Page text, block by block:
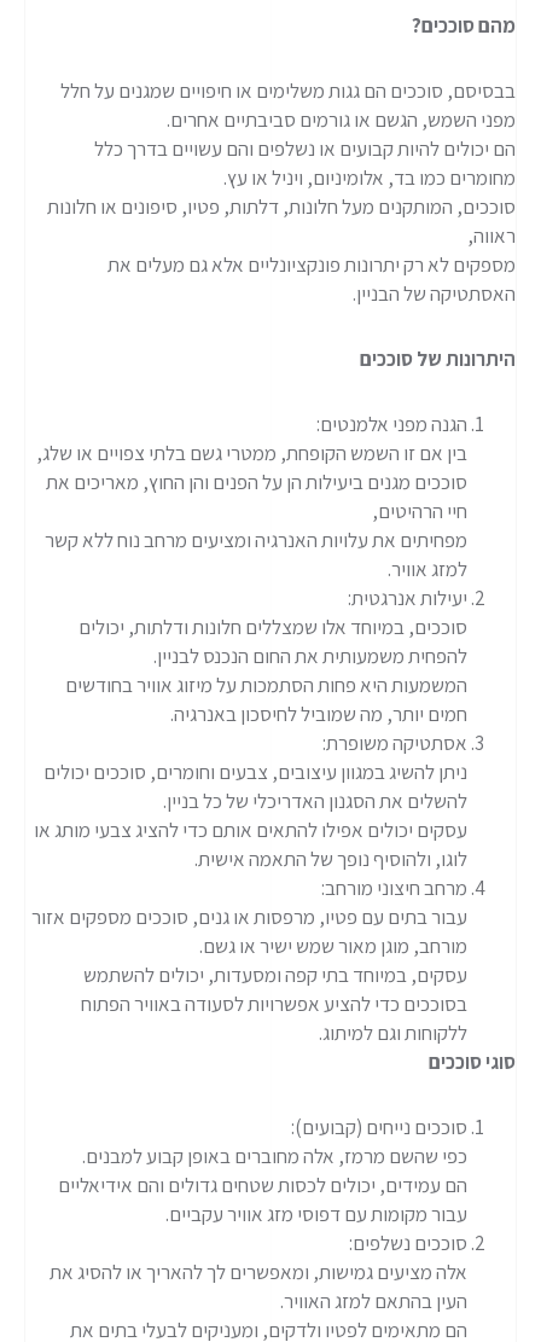
מהם סוככים?
בבסיסם, סוככים הם גגות משלימים או חיפויים שמגנים על חלל
מפני השמש, הגשם או גורמים סביבתיים אחרים.
הם יכולים להיות קבועים או נשלפים והם עשויים בדרך כלל
מחומרים כמו בד, אלומיניום, ויניל או עץ.
סוככים, המותקנים מעל חלונות, דלתות, פטיו, סיפונים או חלונות
ראווה,
מספקים לא רק יתרונות פונקציונליים אלא גם מעלים את
האסתטיקה של הבניין.
היתרונות של סוככים
הגנה מפני אלמנטים:
בין אם זו השמש הקופחת, ממטרי גשם בלתי צפויים או שלג,
סוככים מגנים ביעילות הן על הפנים והן החוץ, מאריכים את
חיי הרהיטים,
מפחיתים את עלויות האנרגיה ומציעים מרחב נוח ללא קשר
למזג אוויר.
יעילות אנרגטית:
סוככים, במיוחד אלו שמצללים חלונות ודלתות, יכולים
להפחית משמעותית את החום הנכנס לבניין.
המשמעות היא פחות הסתמכות על מיזוג אוויר בחודשים
חמים יותר, מה שמוביל לחיסכון באנרגיה.
אסתטיקה משופרת:
ניתן להשיג במגוון עיצובים, צבעים וחומרים, סוככים יכולים
להשלים את הסגנון האדריכלי של כל בניין.
עסקים יכולים אפילו להתאים אותם כדי להציג צבעי מותג או
לוגו, ולהוסיף נופך של התאמה אישית.
מרחב חיצוני מורחב:
עבור בתים עם פטיו, מרפסות או גנים, סוככים מספקים אזור
מורחב, מוגן מאור שמש ישיר או גשם.
עסקים, במיוחד בתי קפה ומסעדות, יכולים להשתמש
בסוככים כדי להציע אפשרויות לסעודה באוויר הפתוח
ללקוחות וגם למיתוג.
סוגי סוככים
סוככים נייחים (קבועים):
כפי שהשם מרמז, אלה מחוברים באופן קבוע למבנים.
הם עמידים, יכולים לכסות שטחים גדולים והם אידיאליים
עבור מקומות עם דפוסי מזג אוויר עקביים.
סוככים נשלפים:
אלה מציעים גמישות, ומאפשרים לך להאריך או להסיג את
העין בהתאם למזג האוויר.
הם מתאימים לפטיו ולדקים, ומעניקים לבעלי בתים את